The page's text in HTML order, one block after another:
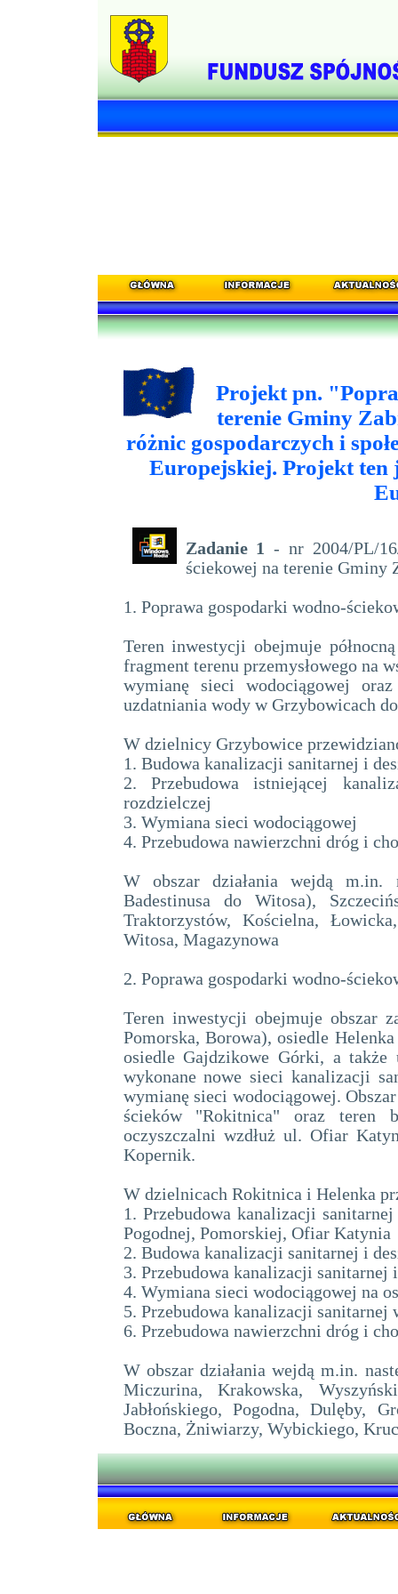
Projekt pn.
terenie Gminy
różnic gospodarczych i
Europejskiej. Projekt ten
Zadanie 1 - nr 2004/PL/
ściekowej na terenie Gminy
1. Poprawa gospodarki wodno-
Teren inwestycji obejmuje
fragment terenu przemysłowego na
wymianę sieci wodociągowej
uzdatniania wody w Grzybowicach
W dzielnicy Grzybowice
1. Budowa kanalizacji sanitarnej i
2. Przebudowa istniejącej
rozdzielczej
3. Wymiana sieci wodociągowej
4. Przebudowa nawierzchni dróg i
W obszar działania wejdą m.in.
Badestinusa do Witosa),
Traktorzystów, Kościelna,
Witosa, Magazynowa
2. Poprawa gospodarki wodno-
Teren inwestycji obejmuje obszar
Pomorska, Borowa), osiedle
osiedle Gajdzikowe Górki, a
wykonane nowe sieci kanalizacji
wymianę sieci wodociągowej.
ścieków "Rokitnica" oraz teren
oczyszczalni wzdłuż ul. Ofiar
Kopernik.
W dzielnicach Rokitnica i Helenka
1. Przebudowa kanalizacji
Pogodnej, Pomorskiej, Ofiar Katynia
2. Budowa kanalizacji sanitarnej i
3. Przebudowa kanalizacji
4. Wymiana sieci wodociągowej na
5. Przebudowa kanalizacji
6. Przebudowa nawierzchni dróg i
W obszar działania wejdą m.in.
Miczurina, Krakowska,
Jabłońskiego, Pogodna, Dulęby,
Boczna, Żniwiarzy, Wybickiego,